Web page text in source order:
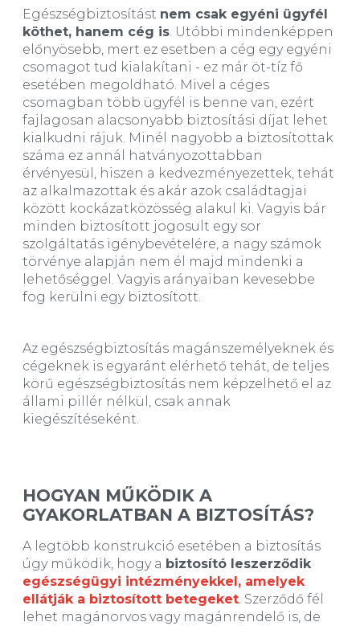
Egészségbiztosítást nem csak egyéni ügyfél
köthet, hanem cég is. Utóbbi mindenképpen
előnyösebb, mert ez esetben a cég egy egyéni
csomagot tud kialakítani - ez már öt-tíz fő
esetében megoldható. Mivel a céges
csomagban több ügyfél is benne van, ezért
fajlagosan alacsonyabb biztosítási díjat lehet
kialkudni rájuk. Minél nagyobb a biztosítottak
száma ez annál hatványozottabban
érvényesül, hiszen a kedvezményezettek, tehát
az alkalmazottak és akár azok családtagjai
között kockázatközösség alakul ki. Vagyis bár
minden biztosított jogosult egy sor
szolgáltatás igénybevételére, a nagy számok
törvénye alapján nem él majd mindenki a
lehetőséggel. Vagyis arányaiban kevesebbe
fog kerülni egy biztosított.
Az egészségbiztosítás magánszemélyeknek és
cégeknek is egyaránt elérhető tehát, de teljes
körű egészségbiztosítás nem képzelhető el az
állami pillér nélkül, csak annak
kiegészítéseként.
HOGYAN MŰKÖDIK A
GYAKORLATBAN A BIZTOSÍTÁS?
A legtöbb konstrukció esetében a biztosítás
úgy működik, hogy a biztosító leszerződik
egészségügyi intézményekkel, amelyek
ellátják a biztosított betegeket. Szerződő fél
lehet magánorvos vagy magánrendelő is, de